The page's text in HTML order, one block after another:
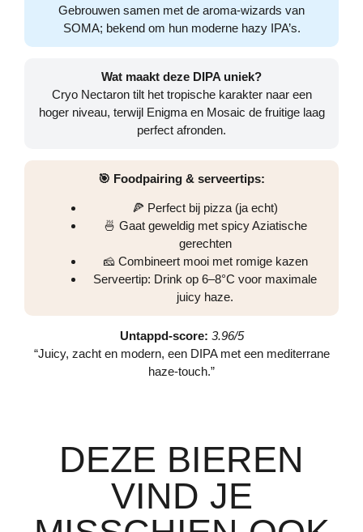
Gebrouwen samen met de aroma-wizards van
SOMA; bekend om hun moderne hazy IPA’s.
Wat maakt deze DIPA uniek?
Cryo Nectaron tilt het tropische karakter naar een
hoger niveau, terwijl Enigma en Mosaic de fruitige laag
perfect afronden.
🎯 Foodpairing & serveertips:
🍕 Perfect bij pizza (ja echt)
🍜 Gaat geweldig met spicy Aziatische
gerechten
🧀 Combineert mooi met romige kazen
Serveertip: Drink op 6–8°C voor maximale
juicy haze.
Untappd-score: 3.96/5
“Juicy, zacht en modern, een DIPA met een mediterrane
haze-touch.”
DEZE BIEREN
VIND JE